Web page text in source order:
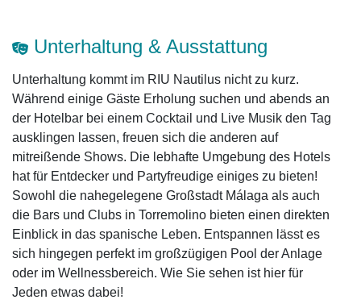
Unterhaltung & Ausstattung
Unterhaltung kommt im RIU Nautilus nicht zu kurz.
Während einige Gäste Erholung suchen und abends an
der Hotelbar bei einem Cocktail und Live Musik den Tag
ausklingen lassen, freuen sich die anderen auf
mitreißende Shows. Die lebhafte Umgebung des Hotels
hat für Entdecker und Partyfreudige einiges zu bieten!
Sowohl die nahegelegene Großstadt Málaga als auch
die Bars und Clubs in Torremolino bieten einen direkten
Einblick in das spanische Leben. Entspannen lässt es
sich hingegen perfekt im großzügigen Pool der Anlage
oder im Wellnessbereich. Wie Sie sehen ist hier für
Jeden etwas dabei!